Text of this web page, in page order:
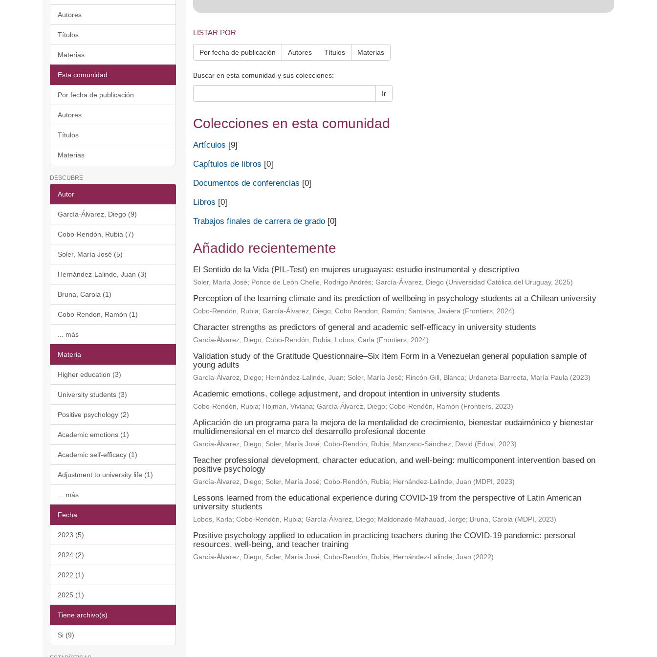
Autores
Títulos
Materias
Esta comunidad
Por fecha de publicación
Autores
Títulos
Materias
DESCUBRE
Autor
García-Álvarez, Diego (9)
Cobo-Rendón, Rubia (7)
Soler, María José (5)
Hernández-Lalinde, Juan (3)
Bruna, Carola (1)
Cobo Rendon, Ramón (1)
... más
Materia
Higher education (3)
University students (3)
Positive psychology (2)
Academic emotions (1)
Academic self-efficacy (1)
Adjustment to university life (1)
... más
Fecha
2023 (5)
2024 (2)
2022 (1)
2025 (1)
Tiene archivo(s)
Si (9)
LISTAR POR
Por fecha de publicación Autores Títulos Materias
Buscar en esta comunidad y sus colecciones:
Ir
Colecciones en esta comunidad
Artículos [9]
Capítulos de libros [0]
Documentos de conferencias [0]
Libros [0]
Trabajos finales de carrera de grado[0]
Añadido recientemente
El Sentido de la Vida (PIL-Test) en mujeres uruguayas: estudio instrumental y descriptivo
Soler, María José; Ponce de León Chelle, Rodrigo Andrés; García-Álvarez, Diego (Universidad Católica del Uruguay, 2025)
Perception of the learning climate and its prediction of wellbeing in psychology students at a Chilean university
Cobo-Rendón, Rubia; García-Álvarez, Diego; Cobo Rendon, Ramón; Santana, Javiera (Frontiers, 2024)
Character strengths as predictors of general and academic self-efficacy in university students
García-Álvarez, Diego; Cobo-Rendón, Rubia; Lobos, Carla (Frontiers, 2024)
Validation study of the Gratitude Questionnaire–Six Item Form in a Venezuelan general population sample of
young adults
García-Álvarez, Diego; Hernández-Lalinde, Juan; Soler, María José; Rincón-Gill, Blanca; Urdaneta-Barroeta, María Paula (2023)
Academic emotions, college adjustment, and dropout intention in university students
Cobo-Rendón, Rubia; Hojman, Viviana; García-Álvarez, Diego; Cobo-Rendón, Ramón (Frontiers, 2023)
Aplicación de un programa para la mejora de la mentalidad de crecimiento, bienestar eudaimónico y bienestar
multidimensional en el marco del desarrollo profesional docente
García-Álvarez, Diego; Soler, María José; Cobo-Rendón, Rubia; Manzano-Sánchez, David (Edual , 2023)
Teacher professional development, character education, and well-being: multicomponent intervention based on
positive psychology
García-Álvarez, Diego; Soler, María José; Cobo-Rendón, Rubia; Hernández-Lalinde, Juan (MDPI , 2023)
Lessons learned from the educational experience during COVID-19 from the perspective of Latin American
university students
Lobos, Karla; Cobo-Rendón, Rubia; García-Álvarez, Diego; Maldonado-Mahauad, Jorge; Bruna, Carola (MDPI , 2023)
Positive psychology applied to education in practicing teachers during the COVID-19 pandemic: personal
resources, well-being, and teacher training
García-Álvarez, Diego; Soler, María José; Cobo-Rendón, Rubia; Hernández-Lalinde, Juan (2022)